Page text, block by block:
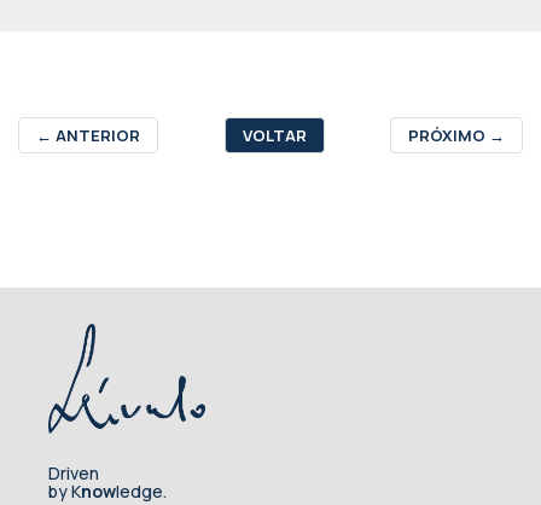
← ANTERIOR VOLTAR PRÓXIMO →
Driven
by Knowledge.